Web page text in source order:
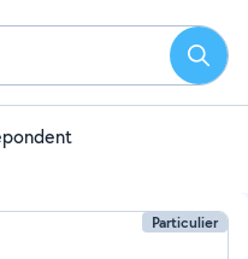
Particulier